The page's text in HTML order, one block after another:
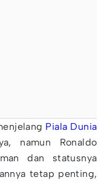
Piala Dunia
namun Ronaldo
dan statusnya
tetap penting,